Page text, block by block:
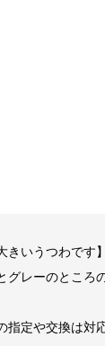
きいうつわです】
グレーのとこ
定や交換は対